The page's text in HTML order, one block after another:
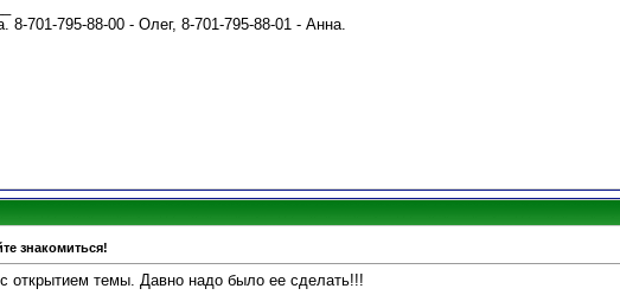
8-701-795-88-00 - Олег, 8-701-795-88-01 - Анна.
знакомиться!
открытием темы. Давно надо было ее сделать!!!